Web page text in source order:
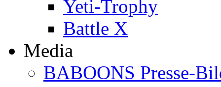
Yeti-Trophy
Battle X
Media
BABOONS Presse-